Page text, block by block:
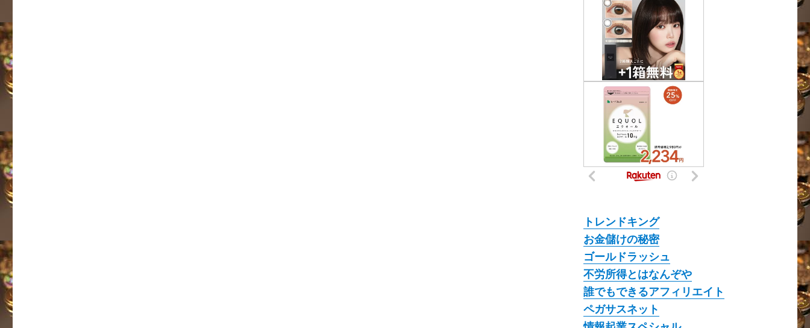
トレンドキング
お金儲けの秘密
ゴールドラッシュ
不労所得とはなんぞや
誰でもできるアフィリエイト
ペガサスネット